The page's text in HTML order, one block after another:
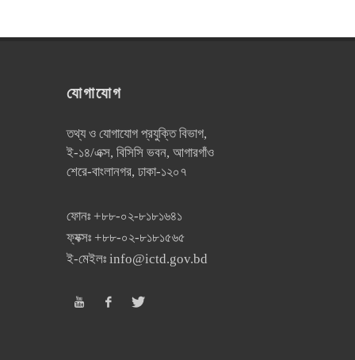
যোগাযোগ
তথ্য ও যোগাযোগ প্রযুক্তি বিভাগ,
ই-১৪/এক্স, বিসিসি ভবন, আগারগাঁও
শেরে-বাংলানগর, ঢাকা-১২০৭
ফোনঃ +৮৮-০২-৮১৮১৬৪১
ফ্যক্সঃ +৮৮-০২-৮১৮১৫৬৫
ই-মেইলঃ info@ictd.gov.bd